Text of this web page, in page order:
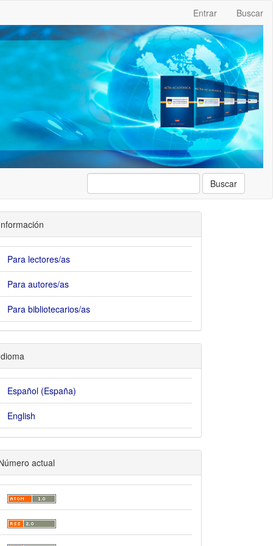
Entrar Buscar
Buscar
Para lectores/as
Para autores/as
Para bibliotecarios/as
Español (España)
English
actual